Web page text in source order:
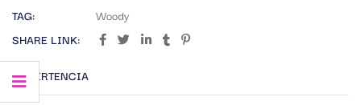
TAG:
Woody
SHARE LINK:
ADVERTENCIA